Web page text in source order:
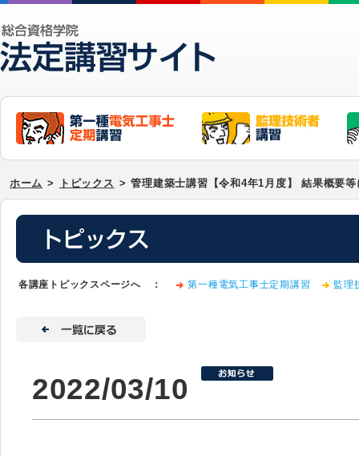
ホーム > トピックス > 管理建築士講習【令和4年1月度】 結果概要
各講座トピックスページへ ： 第一種電気工事士定期講習 監理
2022/03/10